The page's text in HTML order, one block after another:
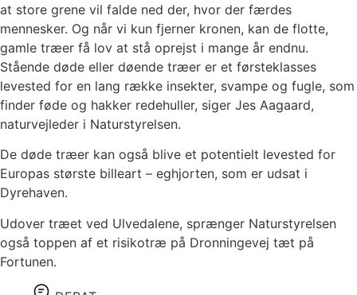
at store grene vil falde ned der, hvor der færdes
mennesker. Og når vi kun fjerner kronen, kan de flotte,
gamle træer få lov at stå oprejst i mange år endnu.
Stående døde eller døende træer er et førsteklasses
levested for en lang række insekter, svampe og fugle, som
finder føde og hakker redehuller, siger Jes Aagaard,
naturvejleder i Naturstyrelsen.
De døde træer kan også blive et potentielt levested for
Europas største billeart – eghjorten, som er udsat i
Dyrehaven.
Udover træet ved Ulvedalene, sprænger Naturstyrelsen
også toppen af et risikotræ på Dronningevej tæt på
Fortunen.